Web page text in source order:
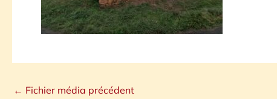
← Fichier média précédent